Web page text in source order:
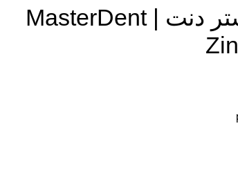
سمان زینک فسفات مستر دنت | MasterDent